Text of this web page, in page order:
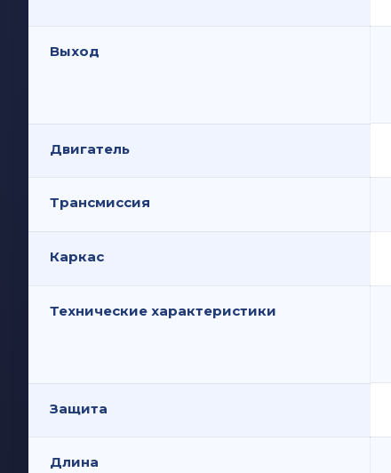
Выход
Двигатель
Трансмиссия
Каркас
Технические характеристики
Защита
Длина